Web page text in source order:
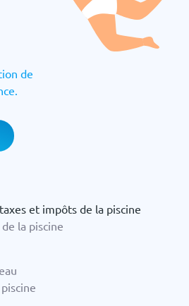
de
et impôts de la piscine
la piscine